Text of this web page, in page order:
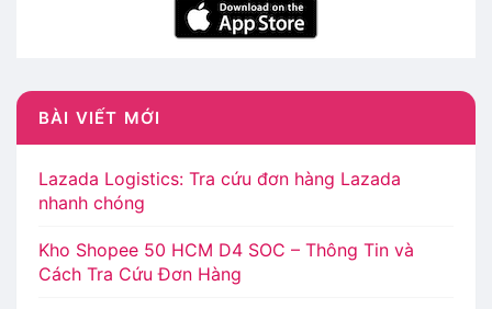
BÀI VIẾT MỚI
Lazada Logistics: Tra cứu đơn hàng Lazada
nhanh chóng
Kho Shopee 50 HCM D4 SOC – Thông Tin và
Cách Tra Cứu Đơn Hàng